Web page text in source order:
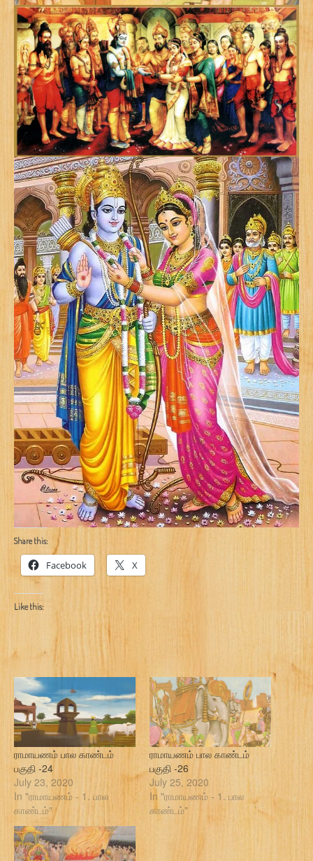
Share this:
Facebook X
Like this:
ராமாயணம் பால காண்டம்
பகுதி -24
July 23, 2020
In "ராமாயணம் - 1. பால
காண்டம்"
ராமாயணம் பால காண்டம்
பகுதி -26
July 25, 2020
In "ராமாயணம் - 1. பால
காண்டம்"